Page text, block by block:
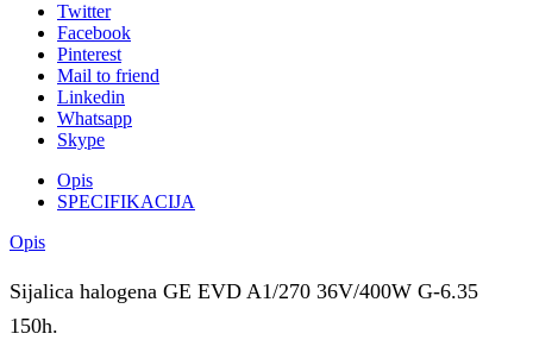
Twitter
Facebook
Pinterest
Mail to friend
Linkedin
Whatsapp
Skype
Opis
SPECIFIKACIJA
Opis
Sijalica halogena GE EVD A1/270 36V/400W G-6.35
150h.